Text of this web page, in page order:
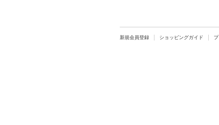
新規会員登録 ショッピングガイド